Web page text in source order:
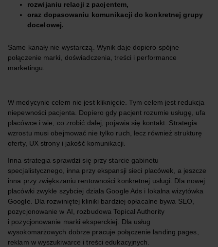
rozwijaniu relacji z pacjentem,
oraz dopasowaniu komunikacji do konkretnej grupy
docelowej.
Same kanały nie wystarczą. Wynik daje dopiero spójne
połączenie marki, doświadczenia, treści i performance
marketingu.
W medycynie celem nie jest kliknięcie. Tym celem jest redukcja
niepewności pacjenta. Dopiero gdy pacjent rozumie usługę, ufa
placówce i wie, co zrobić dalej, pojawia się kontakt. Strategia
wzrostu musi obejmować nie tylko ruch, lecz również strukturę
oferty, UX strony i jakość komunikacji.
Inna strategia sprawdzi się przy starcie gabinetu
specjalistycznego, inna przy ekspansji sieci placówek, a jeszcze
inna przy zwiększaniu rentowności konkretnej usługi. Dla nowej
placówki zwykle szybciej działa Google Ads i lokalna wizytówka
Google. Dla rozwiniętej kliniki bardziej opłacalne bywa SEO,
pozycjonowanie w AI, rozbudowa Topical Authority
i pozycjonowanie marki eksperckiej. Dla usług
wysokomarżowych dobrze pracuje połączenie landing pages,
reklam w wyszukiwarce i treści edukacyjnych.